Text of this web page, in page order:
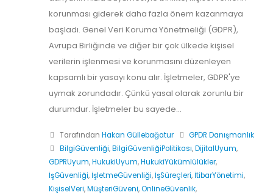
korunması giderek daha fazla önem kazanmaya
başladı. Genel Veri Koruma Yönetmeliği (GDPR),
Avrupa Birliğinde ve diğer bir çok ülkede kişisel
verilerin işlenmesi ve korunmasını düzenleyen
kapsamlı bir yasayı konu alır. İşletmeler, GDPR'ye
uymak zorundadır. Çünkü yasal olarak zorunlu bir
durumdur. İşletmeler bu sayede...
Tarafından Hakan Güllebağatur
GPDR Danışmanlık
BilgiGüvenliği,BilgiGüvenliğiPolitikası,DijitalUyum,
GDPRUyum,HukukiUyum,HukukiYükümlülükler,
İşGüvenliği, İşletmeGüvenliği, İşSüreçleri, İtibarYönetimi,
KişiselVeri,MüşteriGüveni,OnlineGüvenlik,